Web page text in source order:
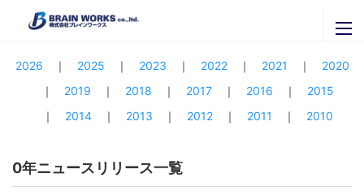
ブレインワークスの紹介
ブレインワークスを知る
代表者挨拶・プロフィール
官公庁・自治体のご担当者様へ
ニュースリリース
関連会社
2026 2025 2023 2022 2021
2020
2019
2018 2017 2016
2015
2014
2013 2012 2011 2010
0年ニュースリリース一覧